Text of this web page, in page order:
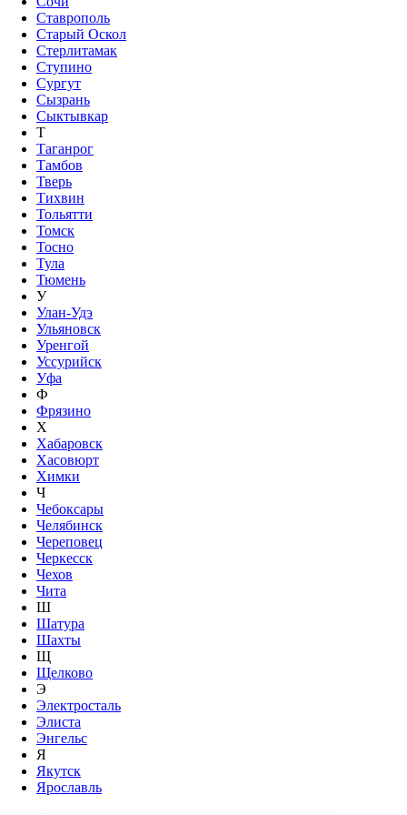
Ставрополь
Старый Оскол
Стерлитамак
Ступино
Сургут
Сызрань
Сыктывкар
Т
Таганрог
Тамбов
Тверь
Тихвин
Тольятти
Томск
Тосно
Тула
Тюмень
У
Улан-Удэ
Ульяновск
Уренгой
Уссурийск
Уфа
Ф
Фрязино
Х
Хабаровск
Хасовюрт
Химки
Ч
Чебоксары
Челябинск
Череповец
Черкесск
Чехов
Чита
Ш
Шатура
Шахты
Щ
Щелково
Э
Электросталь
Элиста
Энгельс
Я
Якутск
Ярославль